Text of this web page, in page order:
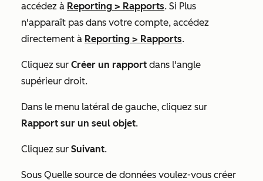
accédez à Reporting > Rapports. Si Plus
n'apparaît pas dans votre compte, accédez
directement à Reporting > Rapports.
Cliquez sur Créer un rapport dans l'angle
supérieur droit.
Dans le menu latéral de gauche, cliquez sur
Rapport sur un seul objet.
Cliquez sur Suivant.
Sous Quelle source de données voulez-vous créer